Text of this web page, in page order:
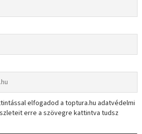
elfogadod a toptura.hu adatvédelmi
erre a szövegre kattintva tudsz